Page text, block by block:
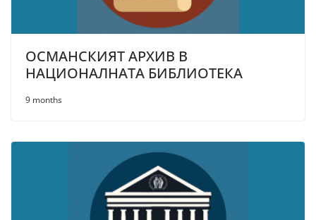
ОСМАНСКИЯТ АРХИВ В
НАЦИОНАЛНАТА БИБЛИОТЕКА
9 months